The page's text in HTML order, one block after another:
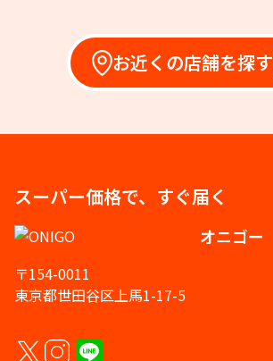
お近くの店舗を探す
スーパー価格で、すぐ届く
オニゴー
〒154-0011
東京都世田谷区上馬1-17-5